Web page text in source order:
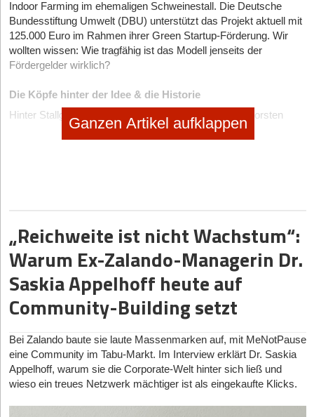
Indoor Farming im ehemaligen Schweinestall. Die Deutsche
Bundesstiftung Umwelt (DBU) unterstützt das Projekt aktuell mit
125.000 Euro im Rahmen ihrer Green Startup-Förderung. Wir
wollten wissen: Wie tragfähig ist das Modell jenseits der
Fördergelder wirklich?
Die Köpfe hinter der Idee & die Historie
Hinter Stallgrün stehen die Gründer Judith Ryll und Thorsten
Lansmann-Niehaus. Ryll bringt als Biowissenschaftlerin tiefe
zwei Jahren wurde das Konzept auf einer Pilotfarm erfolgreich
entwickelt.
Das Geschäftsmodell: Mehr als nur Hardware
Die Grundprämisse ist so simpel wie pragmatisch: Ehemalige
Schweineställe sind in der Regel massiv gebaut sowie gut isoliert
ganzjährigen Anbau von regionalen Kräutern und Gemüse.
Stallgrün positioniert sich als B2B-Technologie- und Service-
Provider für Höfe im Wandel und will deutschlandweit agieren.
Das System fußt auf drei wesentlichen Säulen:
Automatisierte Anlagentechnik:Als Kernprodukt hat das
Ganzen Artikel aufklappen
„Reichweite ist nicht Wachstum“:
Warum Ex-Zalando-Managerin Dr.
Saskia Appelhoff heute auf
Community-Building setzt
Bei Zalando baute sie laute Massenmarken auf, mit MeNotPause
eine Community im Tabu-Markt. Im Interview erklärt Dr. Saskia
Appelhoff, warum sie die Corporate-Welt hinter sich ließ und
wieso ein treues Netzwerk mächtiger ist als eingekaufte Klicks.